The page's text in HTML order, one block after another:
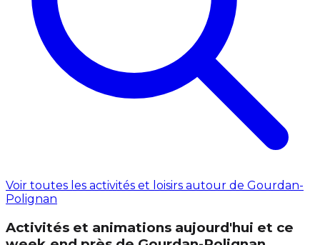
Voir toutes les activités et loisirs autour de Gourdan-
Polignan
Activités et animations aujourd'hui et ce